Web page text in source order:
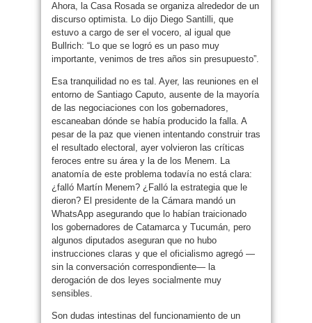
Ahora, la Casa Rosada se organiza alrededor de un
discurso optimista. Lo dijo Diego Santilli, que
estuvo a cargo de ser el vocero, al igual que
Bullrich: “Lo que se logró es un paso muy
importante, venimos de tres años sin presupuesto”.
Esa tranquilidad no es tal. Ayer, las reuniones en el
entorno de Santiago Caputo, ausente de la mayoría
de las negociaciones con los gobernadores,
escaneaban dónde se había producido la falla. A
pesar de la paz que vienen intentando construir tras
el resultado electoral, ayer volvieron las críticas
feroces entre su área y la de los Menem. La
anatomía de este problema todavía no está clara:
¿falló Martín Menem? ¿Falló la estrategia que le
dieron? El presidente de la Cámara mandó un
WhatsApp asegurando que lo habían traicionado
los gobernadores de Catamarca y Tucumán, pero
algunos diputados aseguran que no hubo
instrucciones claras y que el oficialismo agregó —
sin la conversación correspondiente— la
derogación de dos leyes socialmente muy
sensibles.
Son dudas intestinas del funcionamiento de un